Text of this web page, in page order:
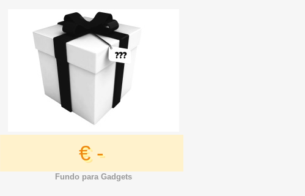
€ -
Fundo para Gadgets